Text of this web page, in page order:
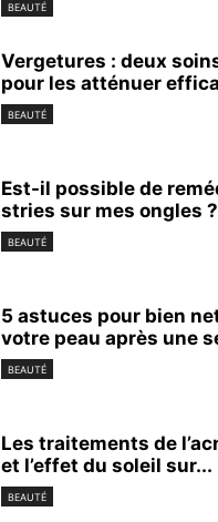
BEAUTÉ
Vergetures : deux
pour les atténuer
BEAUTÉ
Est-il possible de
stries sur mes ongles
BEAUTÉ
5 astuces pour bien
votre peau après une
BEAUTÉ
Les traitements de
et l’effet du soleil sur...
BEAUTÉ